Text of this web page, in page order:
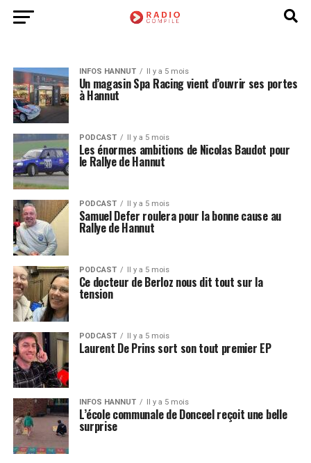
INFOS HANNUT Il y a 5 mois
Un magasin Spa Racing vient d’ouvrir ses portes
à Hannut
PODCAST Il y a 5 mois
Les énormes ambitions de Nicolas Baudot pour
le Rallye de Hannut
PODCAST Il y a 5 mois
Samuel Defer roulera pour la bonne cause au
Rallye de Hannut
PODCAST Il y a 5 mois
Ce docteur de Berloz nous dit tout sur la
tension
PODCAST Il y a 5 mois
Laurent De Prins sort son tout premier EP
INFOS HANNUT Il y a 5 mois
L’école communale de Donceel reçoit une belle
surprise